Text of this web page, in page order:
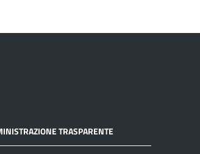
TRASPARENTE